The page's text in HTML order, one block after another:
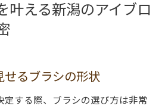
叶える新潟のアイブロ
せるブラシの形状
定する際、ブラシの選び方は非常